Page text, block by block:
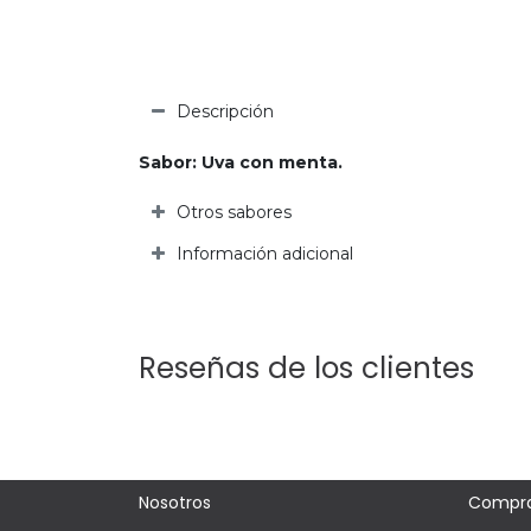
Descripción
Sabor: Uva con menta.
Otros sabores
Información adicional
Reseñas de los clientes
Nosotros